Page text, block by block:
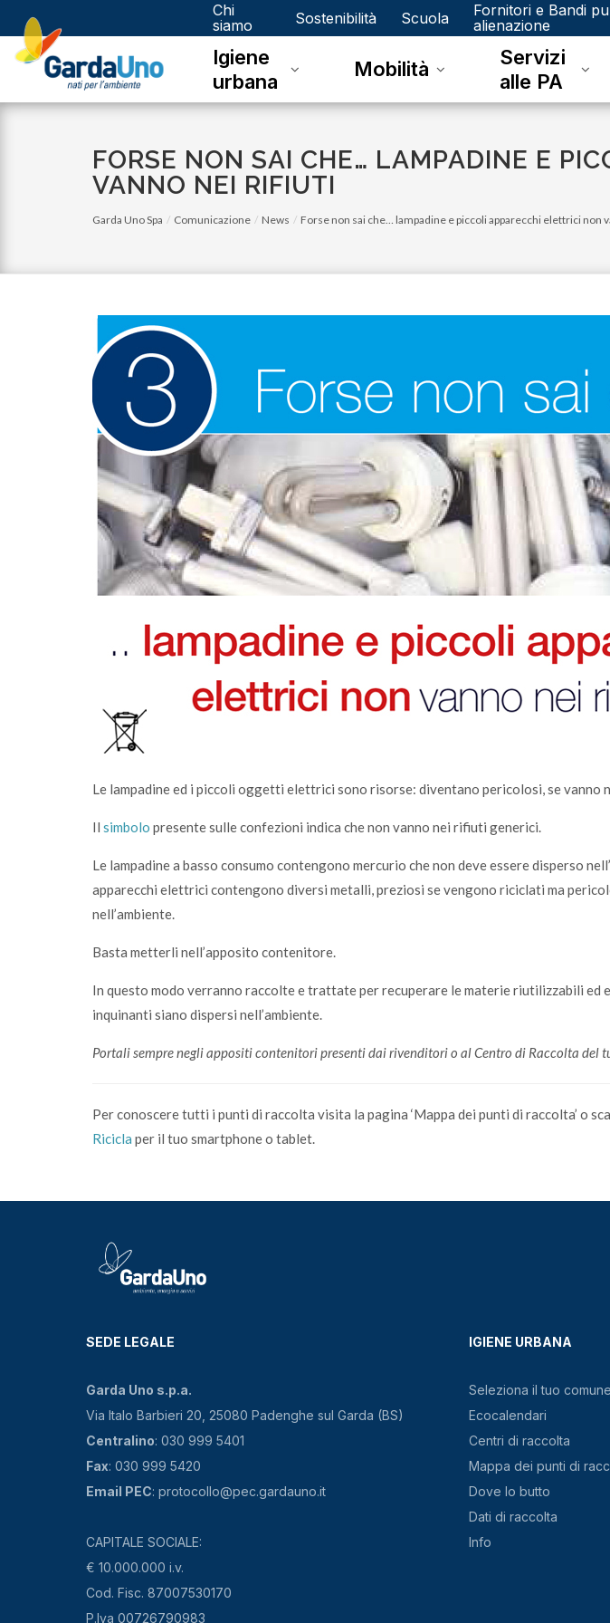
Gardauno
Spa
Chi
siamo
Sostenibilità Scuola
Fornitori e Bandi
alienazione
Igiene
urbana
Mobilità
Servizi
alle PA
FORSE NON SAI CHE… LAMPADINE E
VANNO NEI RIFIUTI
Garda Uno Spa Comunicazione News Forse non sai che… lampadine e piccoli apparecchi elettrici non
Le lampadine ed i piccoli oggetti elettrici sono risorse: diventano pericolosi, se vanno
Il simbolo presente sulle confezioni indica che non vanno nei rifiuti generici.
Le lampadine a basso consumo contengono mercurio che non deve essere disperso
apparecchi elettrici contengono diversi metalli, preziosi se vengono riciclati ma
nell’ambiente.
Basta metterli nell’apposito contenitore.
In questo modo verranno raccolte e trattate per recuperare le materie riutilizzabili ed
inquinanti siano dispersi nell’ambiente.
Portali sempre negli appositi contenitori presenti dai rivenditori o al Centro di Raccolta del
Per conoscere tutti i punti di raccolta visita la pagina ‘Mappa dei punti di raccolta’ o
Ricicla per il tuo smartphone o tablet.
martedì 28 gennaio 2020
Lampadine e piccoli apparecchi elettrici non
vanno nei rifiuti
lunedì 04 maggio
SEDE LEGALE
Garda Uno s.p.a.
Via Italo Barbieri 20, 25080 Padenghe sul Garda (BS)
Centralino: 030 999 5401
Fax: 030 999 5420
Email PEC: protocollo@pec.gardauno.it
CAPITALE SOCIALE:
€ 10.000.000 i.v.
Cod. Fisc. 87007530170
P.Iva 00726790983
IGIENE URBANA
Seleziona il tuo comune
Ecocalendari
Centri di raccolta
Mappa dei punti di
Dove lo butto
Dati di raccolta
Info